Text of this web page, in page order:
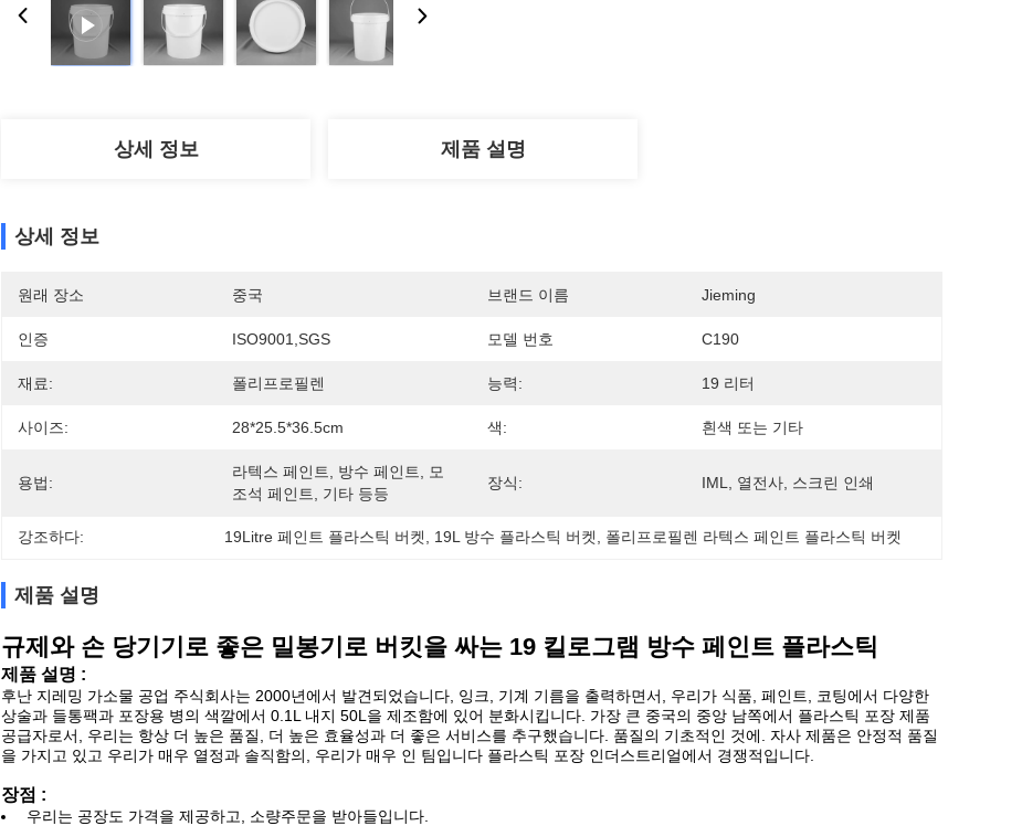
상세 정보 제품 설명
상세 정보
원래 장소 중국 브랜드 이름 Jieming
인증 ISO9001,SGS 모델 번호 C190
재료: 폴리프로필렌 능력: 19 리터
사이즈: 28*25.5*36.5cm 색: 흰색 또는 기타
용법:
라텍스 페인트, 방수 페인트, 모
조석 페인트, 기타 등등
장식: IML, 열전사, 스크린 인쇄
강조하다: 19Litre 페인트 플라스틱 버켓 19L 방수 플라스틱 버켓 폴리프로필렌 라텍스 페인트 플라스틱 버켓
제품 설명
규제와 손 당기기로 좋은 밀봉기로 버킷을 싸는 19 킬로그램 방수 페인트 플라스틱
제품 설명 :
후난 지레밍 가소물 공업 주식회사는 2000년에서 발견되었습니다, 잉크, 기계 기름을 출력하면서, 우리가 식품, 페인트, 코팅에서 다양한
상술과 들통팩과 포장용 병의 색깔에서 0.1L 내지 50L을 제조함에 있어 분화시킵니다. 가장 큰 중국의 중앙 남쪽에서 플라스틱 포장 제품
공급자로서, 우리는 항상 더 높은 품질, 더 높은 효율성과 더 좋은 서비스를 추구했습니다. 품질의 기초적인 것에. 자사 제품은 안정적 품질
을 가지고 있고 우리가 매우 열정과 솔직함의, 우리가 매우 인 팀입니다 플라스틱 포장 인더스트리얼에서 경쟁적입니다.
장점 :
우리는 공장도 가격을 제공하고, 소량주문을 받아들입니다.